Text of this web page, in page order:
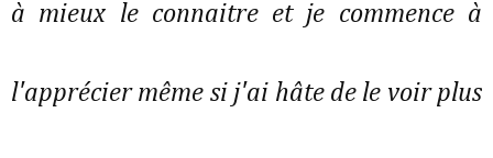
à mieux le connaitre et je commence à
l'apprécier même si j'ai hâte de le voir plus